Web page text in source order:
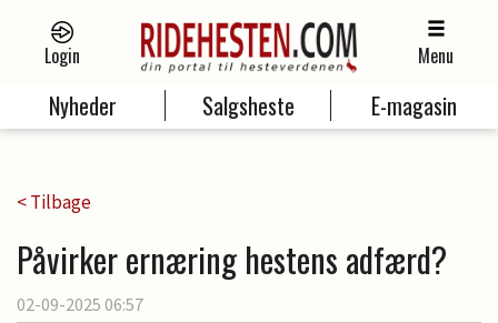
Login Menu
Nyheder Salgsheste E-magasin
< Tilbage
Påvirker ernæring hestens adfærd?
02-09-2025 06:57